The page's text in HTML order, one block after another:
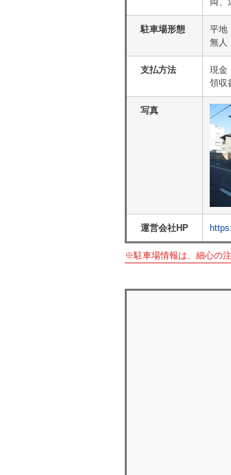
駐車場形態
平地
無人
支払方法
現金
領収
写真
運営会社HP
※駐車場情報は、細心の